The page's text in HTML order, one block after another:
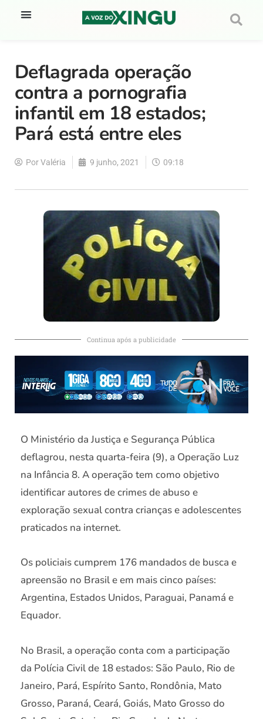
Deflagrada operação
contra a pornografia
infantil em 18 estados;
Pará está entre eles
PorValéria 9 junho, 2021 09:18
Continua após a publicidade
O Ministério da Justiça e Segurança Pública
deflagrou, nesta quarta-feira (9), a Operação Luz
na Infância 8. A operação tem como objetivo
identificar autores de crimes de abuso e
exploração sexual contra crianças e adolescentes
praticados na internet.
Os policiais cumprem 176 mandados de busca e
apreensão no Brasil e em mais cinco países:
Argentina, Estados Unidos, Paraguai, Panamá e
Equador.
No Brasil, a operação conta com a participação
da Polícia Civil de 18 estados: São Paulo, Rio de
Janeiro, Pará, Espírito Santo, Rondônia, Mato
Grosso, Paraná, Ceará, Goiás, Mato Grosso do